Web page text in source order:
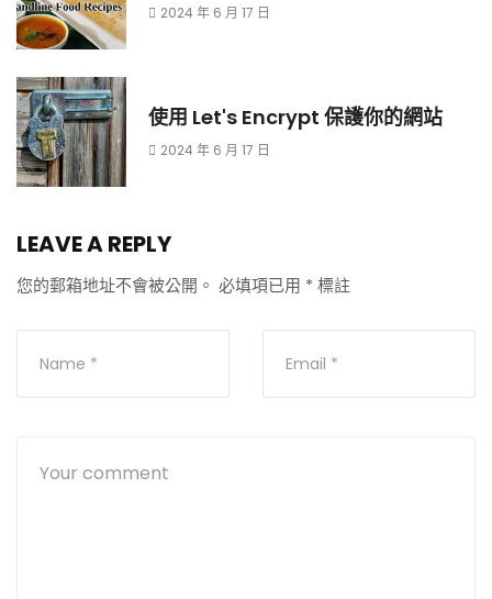
2024 年 6 月 17 日
使用 Let's Encrypt 保護你的網站
2024 年 6 月 17 日
LEAVE A REPLY
您的郵箱地址不會被公開。 必填項已用 * 標註